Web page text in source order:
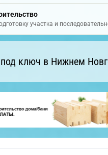
участка и
ключ в Нижнем